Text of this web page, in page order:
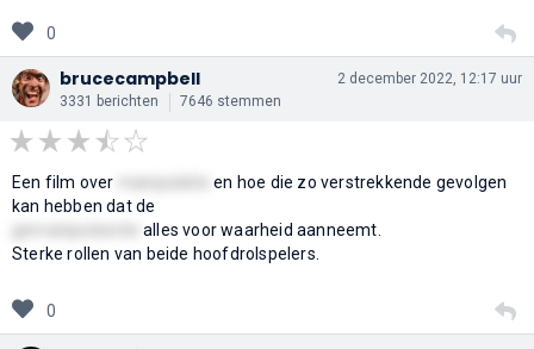
0
brucecampbell
3331 berichten 7646 stemmen
2 december 2022, 12:17 uur
Een film over manipulatieen hoe die zo verstrekkende gevolgen
kan hebben dat de
alles voor waarheid aanneemt.
Sterke rollen van beide hoofdrolspelers.
0